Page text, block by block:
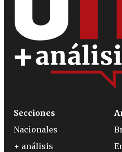
Secciones
Nacionales
+ análisis